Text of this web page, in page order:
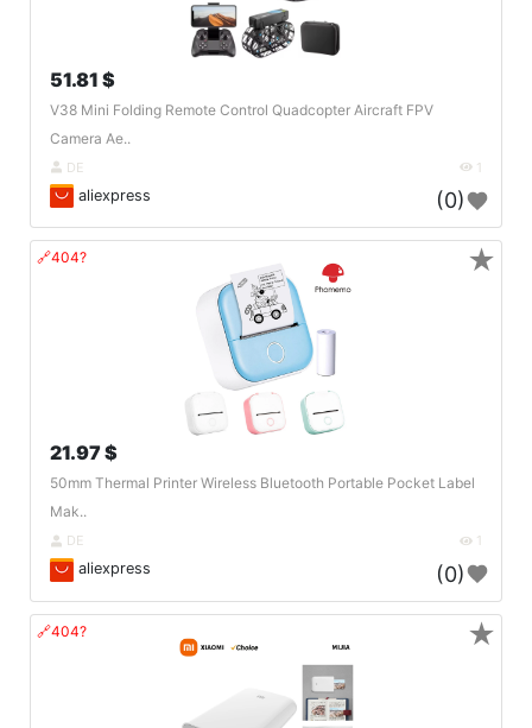
51.81 $
V38 Mini Folding Remote Control Quadcopter Aircraft FPV
Camera Ae..
DE 1
aliexpress (0)
🔗404?
21.97 $
50mm Thermal Printer Wireless Bluetooth Portable Pocket Label
Mak..
DE 1
aliexpress (0)
★
🔗404? ★